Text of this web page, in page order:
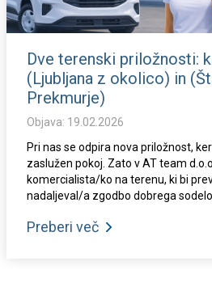
Dve terenski priložnosti:
(Ljubljana z okolico) in
Prekmurje)
Objava: 19.02.2026
Pri nas se odpira nova priložnost,
zaslužen pokoj. Zato v AT team
komercialista/ko na terenu, ki bi
nadaljeval/a zgodbo dobrega
Preberi več